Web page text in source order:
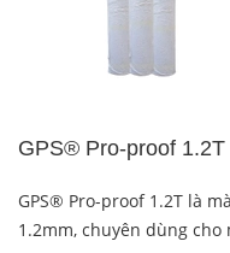
GPS® Pro-proof 1.2T
GPS® Pro-proof 1.2T là
1.2mm, chuyên dùng cho